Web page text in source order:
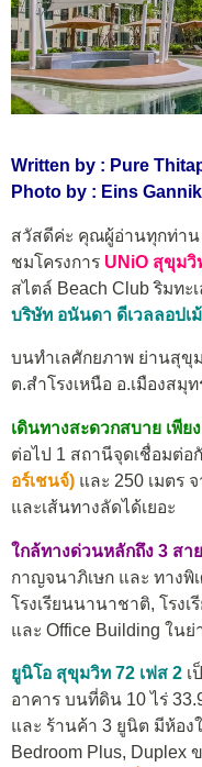
Written by : Pure
Photo by : Eins
สวัสดีค่ะ คุณผู้อ่านทุกท่า
ชมโครงการ UNiO สุขุมวิ
สไตล์ Beach Club ริมทะ
บริษัท อนันดา ดีเวลลอปเ
บนทำเลศักยภาพ ย่านสุขุ
ต.สำโรงเหนือ อ.เมืองสมุ
เดินทางสะดวกสบาย เพีย
ต่อไป 1 สถานีจุดเชื่อมต่อ
อร์เชนจ์) และ 250 เมตร
และเส้นทางลัดได้เยอะ
ใกล้ทางด่วนหลักถึง 3 สาย
กาญจนาภิเษก และ ทางพิ
โรงเรียนนานาชาติ, โรง
และ Office Building ใน
ยูนิโอ สุขุมวิท 72 เฟส 2 เ
อาคาร บนที่ดิน 10 ไร่
และ ร้านค้า 3 ยูนิต มีห้อง
Bedroom Plus, Duplex